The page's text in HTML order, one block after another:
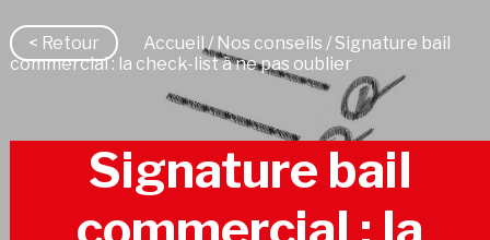
< Retour Accueil/ Nos conseils / Signature bail
commercial : la check-list à ne pas oublier
Signature bail